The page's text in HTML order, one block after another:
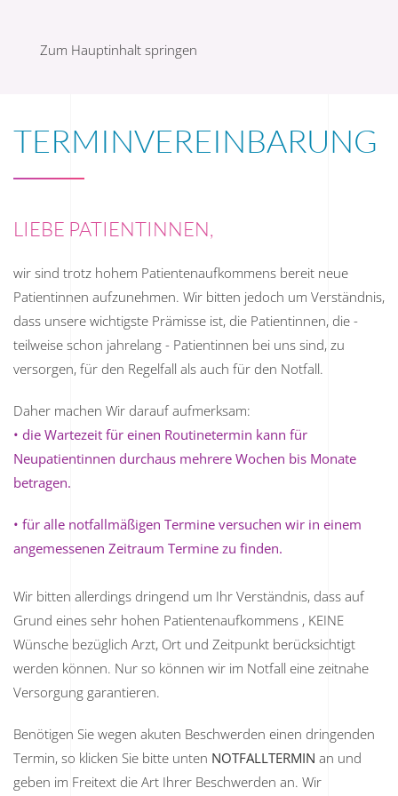
Zum Hauptinhalt springen
Menü
TERMINVEREINBARUNG
LIEBE PATIENTINNEN,
wir sind trotz hohem Patientenaufkommens bereit neue
Patientinnen aufzunehmen. Wir bitten jedoch um Verständnis,
dass unsere wichtigste Prämisse ist, die Patientinnen, die -
teilweise schon jahrelang - Patientinnen bei uns sind, zu
versorgen, für den Regelfall als auch für den Notfall.
Daher machen Wir darauf aufmerksam:
• die Wartezeit für einen Routinetermin kann für
Neupatientinnen durchaus mehrere Wochen bis Monate
betragen.
• für alle notfallmäßigen Termine versuchen wir in einem
angemessenen Zeitraum Termine zu finden.
Wir bitten allerdings dringend um Ihr Verständnis, dass auf
Grund eines sehr hohen Patientenaufkommens , KEINE
Wünsche bezüglich Arzt, Ort und Zeitpunkt berücksichtigt
werden können. Nur so können wir im Notfall eine zeitnahe
Versorgung garantieren.
Benötigen Sie wegen akuten Beschwerden einen dringenden
Termin, so klicken Sie bitte unten NOTFALLTERMIN an und
geben im Freitext die Art Ihrer Beschwerden an. Wir